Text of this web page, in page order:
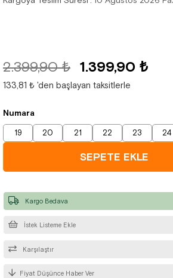
2.399,90 ₺ 1.399,90 ₺
133,81 ₺ 'den başlayan taksitlerle
Numara
19 20 21 22 23 24
İstek Listeme Ekle
Karşılaştır
Fiyat Düşünce Haber Ver
Kargo Bedava